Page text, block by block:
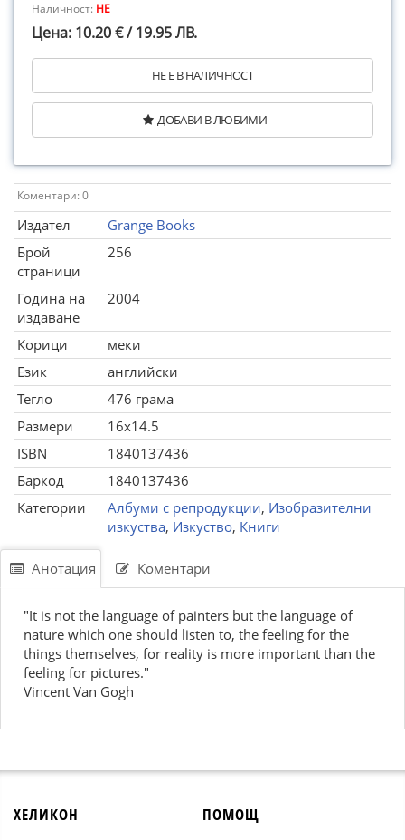
Наличност: НЕ
Цена: 10.20 € / 19.95 ЛВ.
НЕ Е В НАЛИЧНОСТ
ДОБАВИ В ЛЮБИМИ
Коментари: 0
Издател
Grange Books
Брой
страници
256
Година на
издаване
2004
Корици
меки
Език
английски
Тегло
476 грама
Размери
16x14.5
ISBN
1840137436
Баркод
1840137436
Категории
Албуми с репродукции, Изобразителни
изкуства, Изкуство, Книги
Анотация Коментари
"It is not the language of painters but the language of
nature which one should listen to, the feeling for the
things themselves, for reality is more important than the
feeling for pictures."
Vincent Van Gogh
ХЕЛИКОН ПОМОЩ